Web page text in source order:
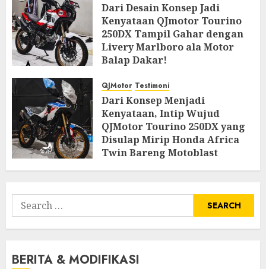
Dari Desain Konsep Jadi
Kenyataan QJmotor Tourino
250DX Tampil Gahar dengan
Livery Marlboro ala Motor
Balap Dakar!
QJMotor Testimoni
Dari Konsep Menjadi
Kenyataan, Intip Wujud
QJMotor Tourino 250DX yang
Disulap Mirip Honda Africa
Twin Bareng Motoblast
JUNE 3, 2026 0
Search
for:
BERITA & MODIFIKASI